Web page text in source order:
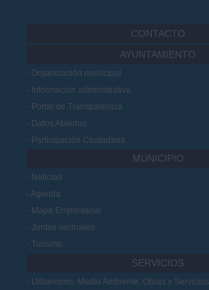
CONTACTO
AYUNTAMIENTO
Organización municipal
Información administrativa
Portal de Transparencia
Datos Abiertos
Participación Ciudadana
MUNICIPIO
Noticias
Agenda
Mapa Empresarial
Juntas vecinales
Turismo
SERVICIOS
Urbanismo, Medio Ambiente, Obras y Servicios